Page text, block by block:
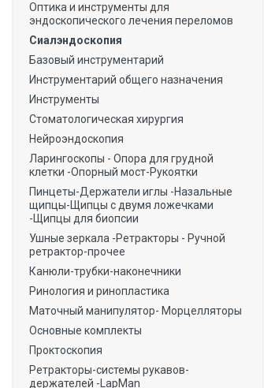
Оптика и инструменты для
эндоскопического лечения переломов
Сиалэндоскопия
Базовый инструментарий
Инструментарий общего назначения
Инструменты
Стоматологическая хирургия
Нейроэндоскопия
Ларингоскопы - Опора для грудной
клетки -Опорный мост-Рукоятки
Пинцеты-Держатели иглы -Назальные
щипцы-Щипцы с двумя ложечками
-Щипцы для биопсии
Ушные зеркала -Ретракторы - Ручной
ретрактор-прочее
Канюли-трубки-наконечники
Ринология и ринопластика
Маточный манипулятор- Морцелляторы
Основные комплекты
Проктоскопия
Ретракторы-системы рукавов-
держателей -LapMan